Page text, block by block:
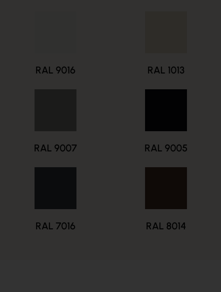
RAL 9016 RAL 1013
RAL 9007 RAL 9005
RAL 7016 RAL 8014